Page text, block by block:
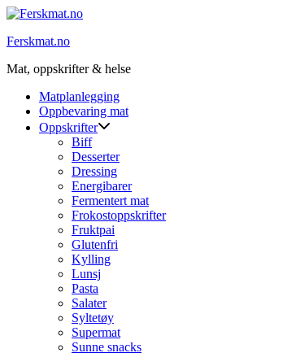
Skip
content
Ferskmat.no
Mat, oppskrifter & helse
Matplanlegging
Oppbevaring mat
Oppskrifter
Biff
Desserter
Dressing
Energibarer
Fermentert mat
Frokostoppskrifter
Fruktpai
Glutenfri
Kylling
Lunsj
Pasta
Salater
Syltetøy
Supermat
Sunne snacks